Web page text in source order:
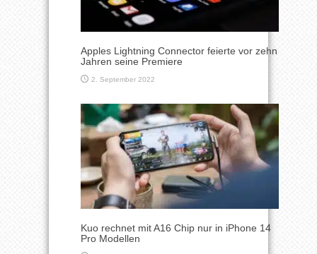
Apples Lightning Connector feierte vor zehn
Jahren seine Premiere
2. September 2022
Kuo rechnet mit A16 Chip nur in iPhone 14
Pro Modellen